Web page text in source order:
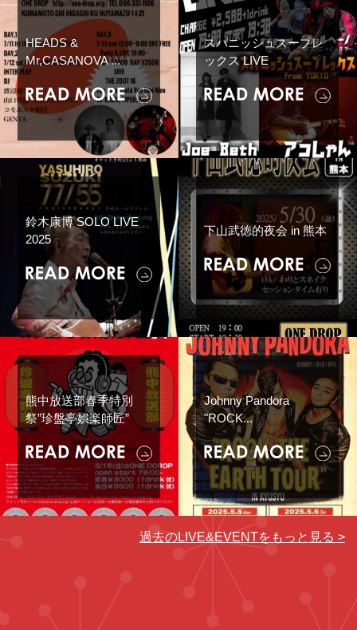
HEADS &
Mr,CASANOVA ...
スパニッシュスープレ
ックス LIVE
鈴木康博 SOLO LIVE
2025
下山武徳的夜会 in 熊本
熊中放送部春季特別
祭”珍盤亭娯楽師匠”
Johnny Pandora
"ROCK...
過去のLIVE&EVENTをもっと見る >